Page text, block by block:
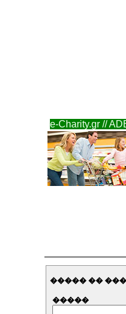
e-Charity.gr //
����� ��
�����